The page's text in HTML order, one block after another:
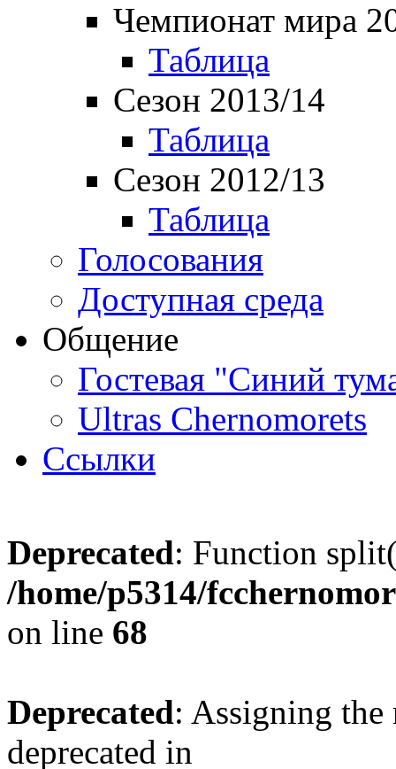
Чемпионат мира
Таблица
Сезон 2013/14
Таблица
Сезон 2012/13
Таблица
Голосования
Доступная среда
Общение
Гостевая "Синий
Ultras Chernomorets
Ссылки
Deprecated: Function
/home/p5314/
on line 68
Deprecated: Assigning the
deprecated in